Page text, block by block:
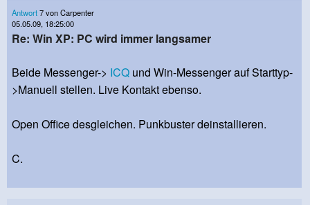
Antwort7 von Carpenter
05.05.09, 18:25:00
Re: Win XP: PC wird immer langsamer
Beide Messenger-> ICQ und Win-Messenger auf Starttyp-
>Manuell stellen. Live Kontakt ebenso.
Open Office desgleichen. Punkbuster deinstallieren.
C.